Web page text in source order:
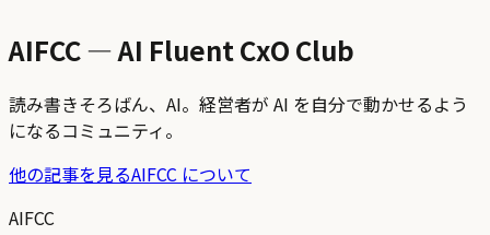
AIFCC — AI Fluent CxO Club
読み書きそろばん、AI。経営者が AI を自分で動かせるよう
になるコミュニティ。
他の記事を見るAIFCC について
AIFCC